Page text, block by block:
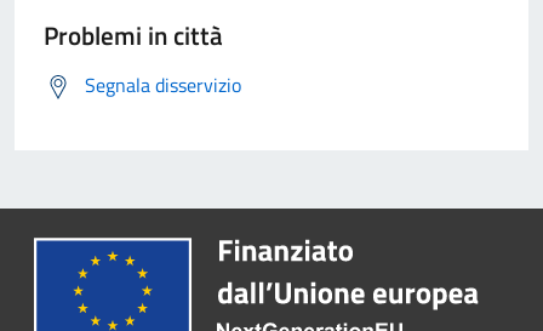
Problemi in città
Segnala disservizio